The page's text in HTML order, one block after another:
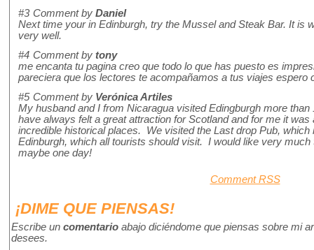
#3 Comment by Daniel
Next time your in Edinburgh, try the Mussel and Steak Bar. It is
very well.
#4 Comment by tony
me encanta tu pagina creo que todo lo que has puesto es
pareciera que los lectores te acompañamos a tus viajes espero
#5 Comment by Verónica Artiles
My husband and I from Nicaragua visited Edingburgh more
have always felt a great attraction for Scotland and for me it
incredible historical places. We visited the Last drop Pub, which
Edinburgh, which all tourists should visit. I would like very
maybe one day!
Comment RSS
¡DIME QUE PIENSAS!
Escribe un comentario abajo diciéndome que piensas sobre mi
desees.